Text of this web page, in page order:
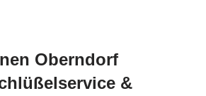
Oberndorf
&